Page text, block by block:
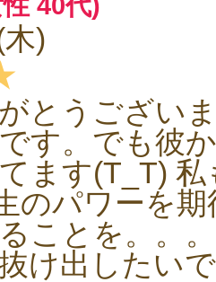
)
とうござい
す。でも彼
ます(T_T)
のパワーを
ことを。。
け出したい